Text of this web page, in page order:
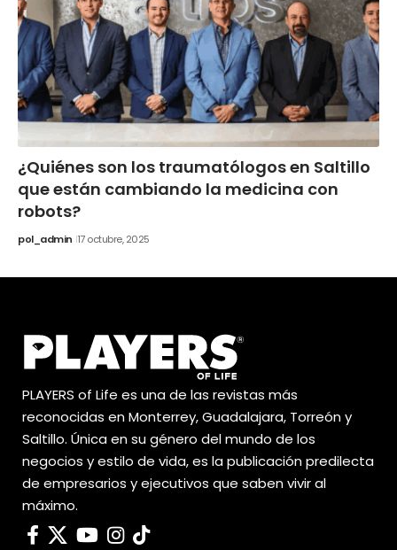
¿Quiénes son los traumatólogos en Saltillo
que están cambiando la medicina con
robots?
pol_admin 17 octubre, 2025
PLAYERS of Life es una de las revistas más
reconocidas en Monterrey, Guadalajara, Torreón y
Saltillo. Única en su género del mundo de los
negocios y estilo de vida, es la publicación predilecta
de empresarios y ejecutivos que saben vivir al
máximo.